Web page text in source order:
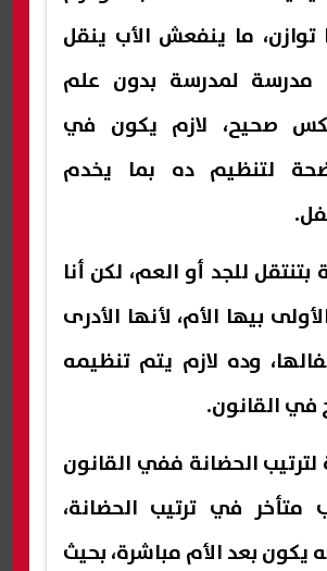
ما ينفعش الأب ينقل
مدرسة لمدرسة بدون علم
صحيح، لازم يكون في
لتنظيم ده بما يخدم
بتنتقل للجد أو العم، لكن أنا
بيها الأم، لأنها الأدرى
وده لازم يتم تنظيمه
القانون.
لترتيب الحضانة ففي القانون
متأخر في ترتيب الحضانة،
يكون بعد الأم مباشرة، بحيث